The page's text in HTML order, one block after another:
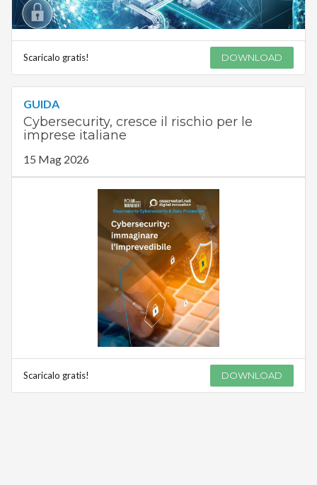
Scaricalo gratis! DOWNLOAD
GUIDA
Cybersecurity, cresce il rischio per le
imprese italiane
15 Mag 2026
Scaricalo gratis! DOWNLOAD